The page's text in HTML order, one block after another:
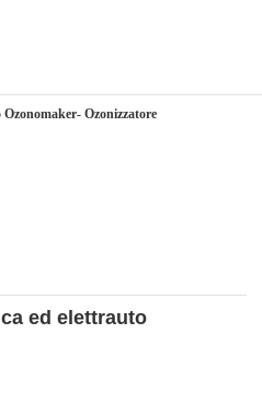
Ozonizzatore
ed elettrauto